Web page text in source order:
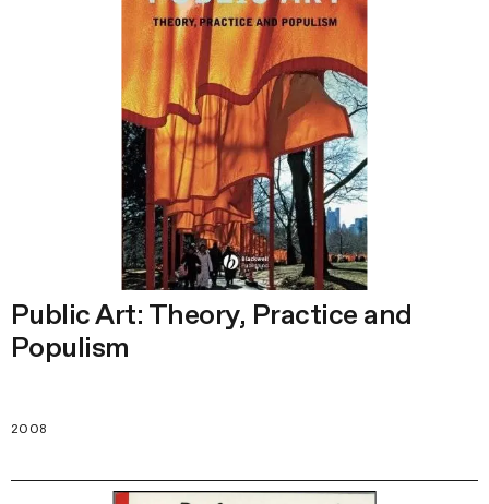
Public Art: Theory, Practice and
Populism
2008